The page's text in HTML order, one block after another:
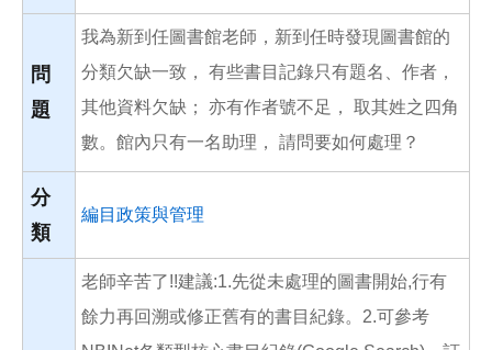
問
題
我為新到任圖書館老師，新到任時發現圖書館的
分類欠缺一致， 有些書目記錄只有題名、作者，
其他資料欠缺； 亦有作者號不足， 取其姓之四角
數。館內只有一名助理， 請問要如何處理？
分
類
編目政策與管理
老師辛苦了!!建議:1.先從未處理的圖書開始,行有
餘力再回溯或修正舊有的書目紀錄。2.可參考